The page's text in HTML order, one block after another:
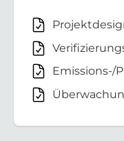
Emissions-/